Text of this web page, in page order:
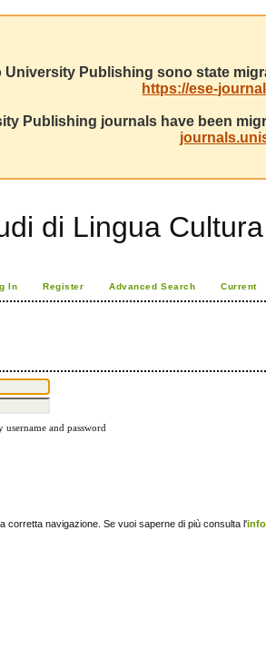
University Publishing sono state
https://ese-
Publishing journals have been
di Lingua
In Register Advanced Search Current
username and password
corretta navigazione. Se vuoi saperne di più consulta l'